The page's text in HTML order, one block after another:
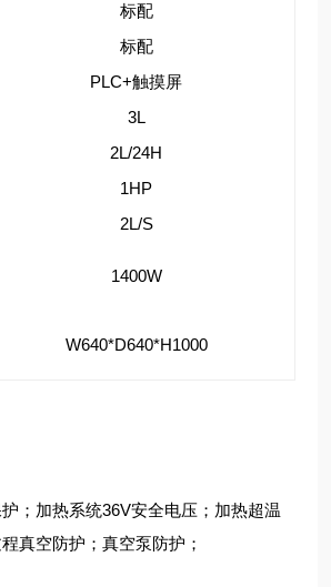
标配
标配
PLC+触摸屏
3L
2L/24H
1HP
2L/S
1400W
W640*D640*H1000
；加热系统36V安全电压；加热超温
真空防护；真空泵防护；